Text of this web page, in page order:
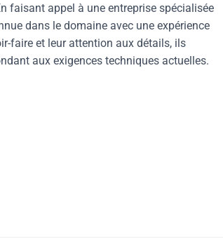
faisant appel à une entreprise spécialisée
dans le domaine avec une expérience
faire et leur attention aux détails, ils
aux exigences techniques actuelles.